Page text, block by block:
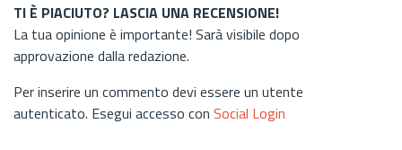
TI È PIACIUTO? LASCIA UNA RECENSIONE!
La tua opinione è importante! Sarà visibile dopo
approvazione dalla redazione.
Per inserire un commento devi essere un utente
autenticato. Esegui accesso con Social Login